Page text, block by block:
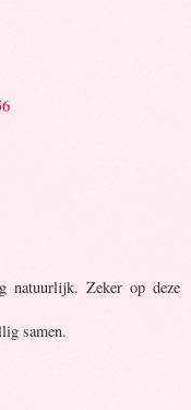
natuurlijk. Zeker op deze
samen.